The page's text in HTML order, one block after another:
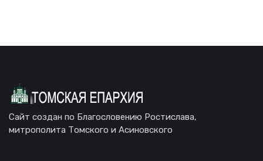
Сайт создан по Благословению Ростислава,
митрополита Томского и Асиновского